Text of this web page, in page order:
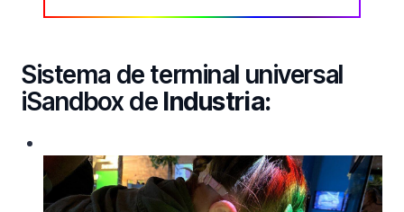
Sistema de terminal universal
iSandbox de Industria: